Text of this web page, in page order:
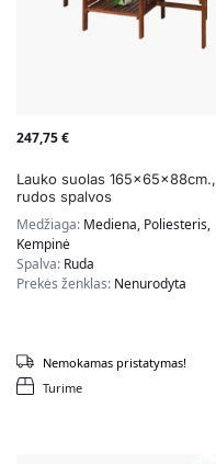
247,75€
Lauko suolas 165x65x88cm.,
rudos spalvos
Medžiaga: Mediena, Poliesteris,
Kempinė
Spalva: Ruda
Prekės ženklas: Nenurodyta
Turime
Nemokamas pristatymas!